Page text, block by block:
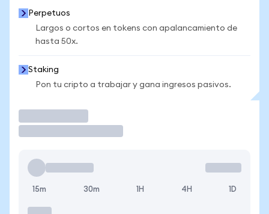
Perpetuos
Largos o cortos en tokens con apalancamiento de
hasta 50x.
Staking
Pon tu cripto a trabajar y gana ingresos pasivos.
15m 30m 1H 4H 1D